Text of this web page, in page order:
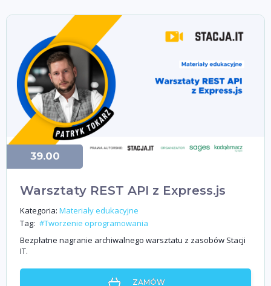
Warsztaty REST API z Express.js
Kategoria: Materiały edukacyjne
Tag: #Tworzenie oprogramowania
Bezpłatne nagranie archiwalnego warsztatu z zasobów Stacji
IT.
39.00
ZAMÓW